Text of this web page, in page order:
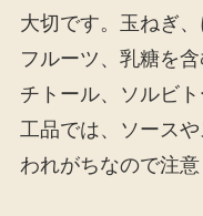
大切です。玉ねぎ
フルーツ、乳糖を
チトール、ソルビ
工品では、ソース
われがちなので注意